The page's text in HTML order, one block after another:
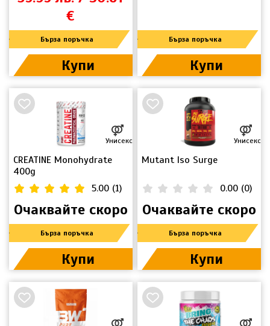
€
Бърза поръчка
Купи
Бърза поръчка
Купи
CREATINE Monohydrate
400g
Унисекс
5.00 (1)
Очаквайте скоро
Бърза поръчка
Купи
Mutant Iso Surge
Унисекс
0.00 (0)
Очаквайте скоро
Бърза поръчка
Купи